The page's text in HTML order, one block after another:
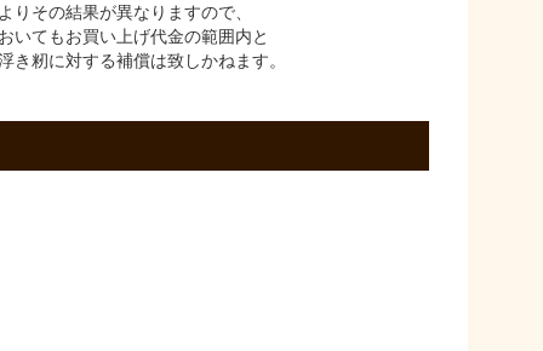
りその結果が異なりますので、
いてもお買い上げ代金の範囲内と
き籾に対する補償は致しかねます。